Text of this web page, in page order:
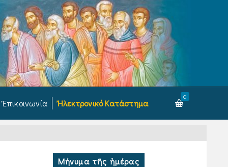
Ἐπικοινωνία Ἠλεκτρονικό Κατάστημα
0
Μήνυμα τῆς ἡμέρας